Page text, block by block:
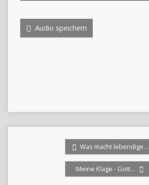
Audio speichern
Was macht lebendige…
Meine Klage - Gott…